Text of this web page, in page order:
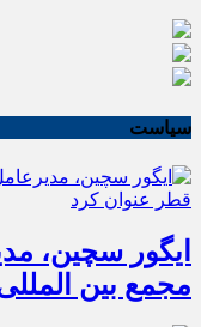
سیاست
ایگور سچین،
مجمع بین